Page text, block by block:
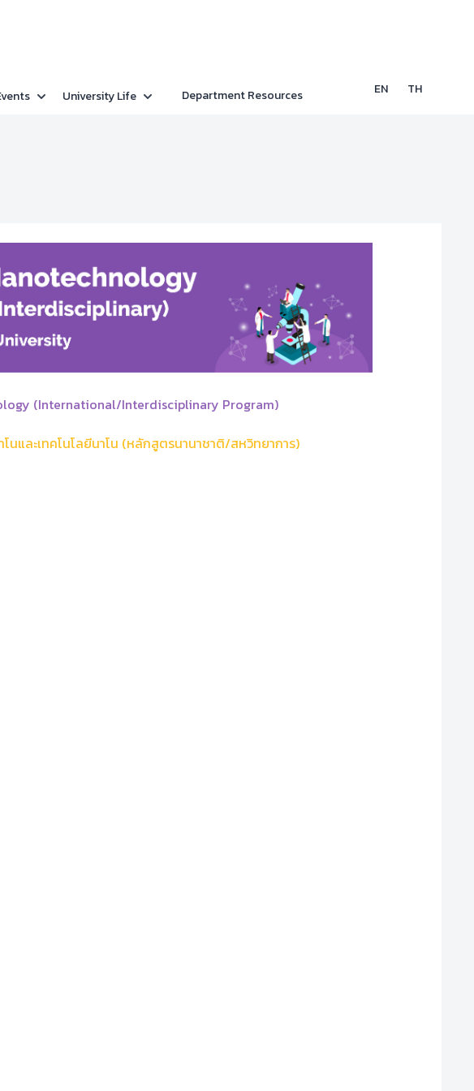
University Life Department Resources EN TH
(International/Interdisciplinary Program)
ละเทคโนโลยีนาโน (หลักสูตรนานาชาติ/สหวิทยาการ)